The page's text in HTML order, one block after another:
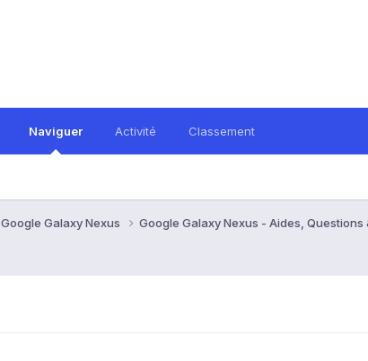
Naviguer Activité Classement
Google Galaxy Nexus
Google Galaxy Nexus - Aides,